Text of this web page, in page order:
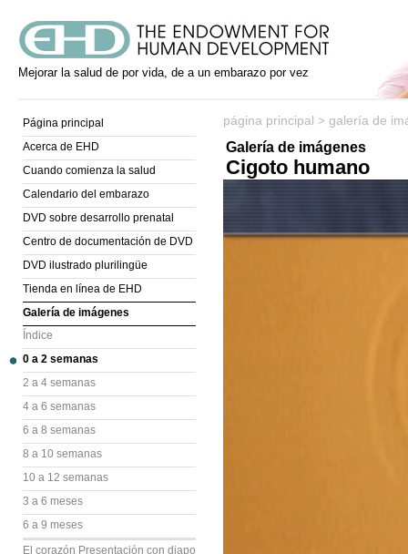
Mejorar la salud de por vida, de a un embarazo por vez
Página principal
Acerca de EHD
Cuando comienza la salud
Calendario del embarazo
DVD sobre desarrollo prenatal
Centro de documentación de DVD
DVD ilustrado plurilingüe
Tienda en línea de EHD
Galería de imágenes
Índice
0 a 2 semanas
2 a 4 semanas
4 a 6 semanas
6 a 8 semanas
8 a 10 semanas
10 a 12 semanas
3 a 6 meses
6 a 9 meses
El corazón Presentación con diapositivas (PD)
página principal > galería de
Galería de imágenes
Cigoto humano